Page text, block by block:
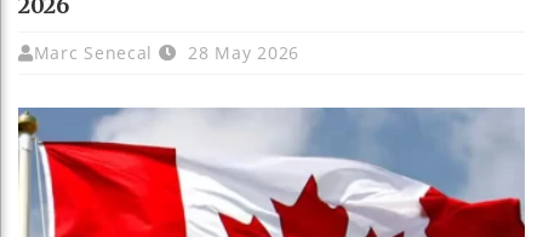
2026
Marc Senecal 28 May 2026